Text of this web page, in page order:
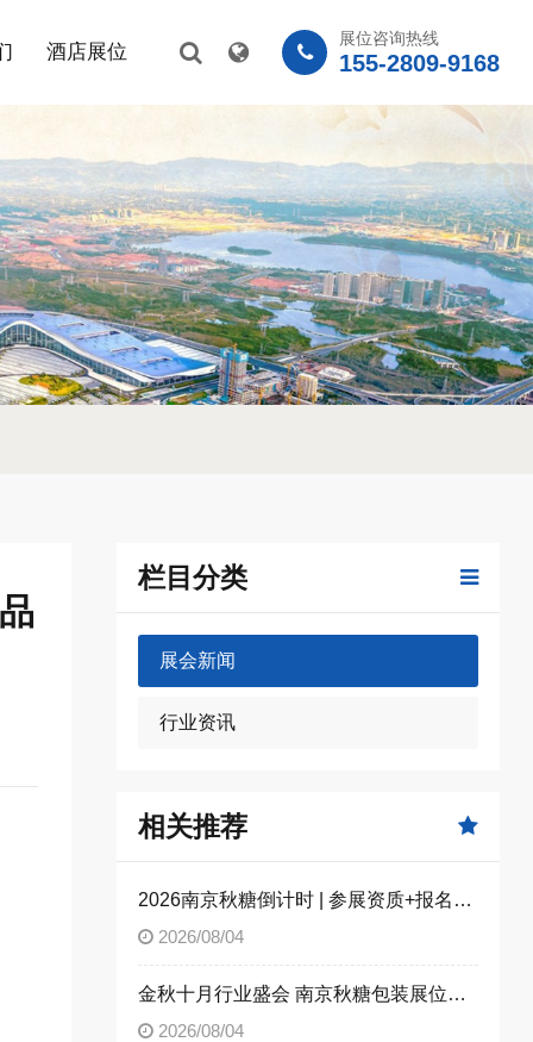
展位咨询热线
155-2809-9168
酒店展位
栏目分类
展会新闻
行业资讯
相关推荐
2026南京秋糖倒计时 | 参展资质+报名流程全攻略，别因手续不全错失良机（附材料清单）
2026/08/04
金秋十月行业盛会 南京秋糖包装展位限时合规抢订
2026/08/04